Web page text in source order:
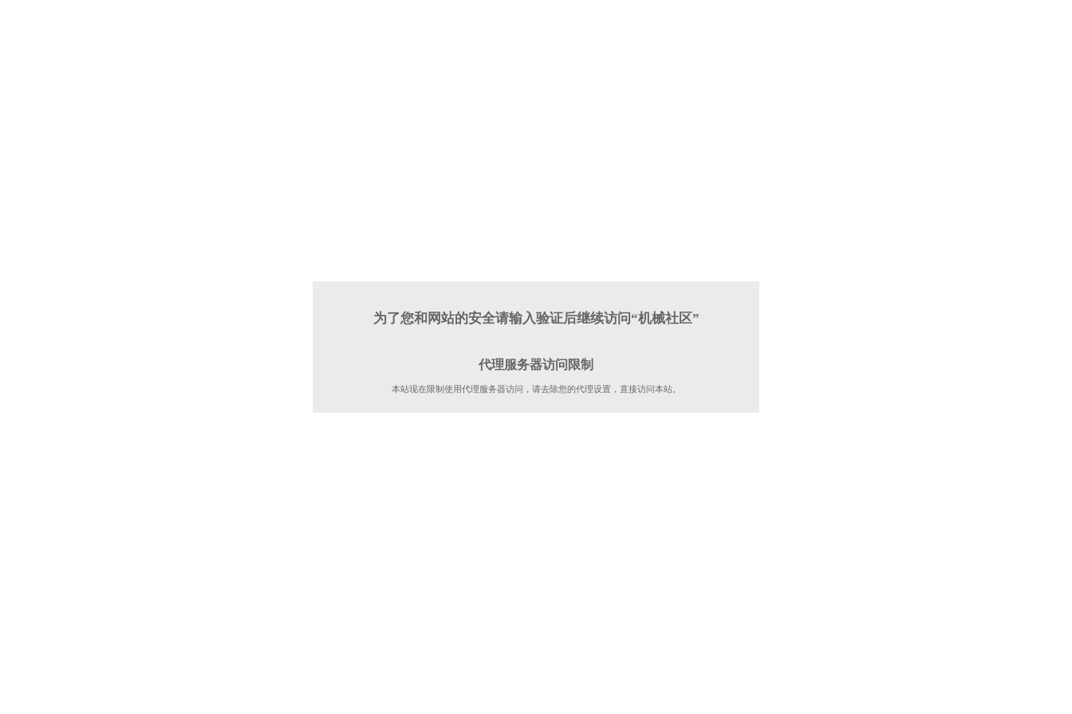
为了您和网站的安全请输入验证后继续访问“机械社区”
代理服务器访问限制
本站现在限制使用代理服务器访问，请去除您的代理设置，直接访问本站。